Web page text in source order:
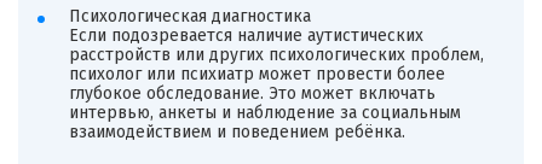
Психологическая диагностика
Если подозревается наличие аутистических
расстройств или других психологических проблем,
психолог или психиатр может провести более
глубокое обследование. Это может включать
интервью, анкеты и наблюдение за социальным
взаимодействием и поведением ребёнка.